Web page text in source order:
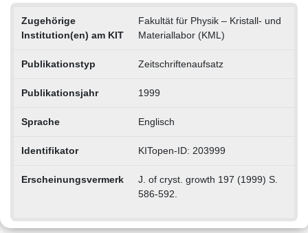
Zugehörige
Institution(en) am KIT
Fakultät für Physik – Kristall- und
Materiallabor (KML)
Publikationstyp Zeitschriftenaufsatz
Publikationsjahr 1999
Sprache Englisch
Identifikator KITopen-ID: 203999
Erscheinungsvermerk
J. of cryst. growth 197 (1999) S.
586-592.